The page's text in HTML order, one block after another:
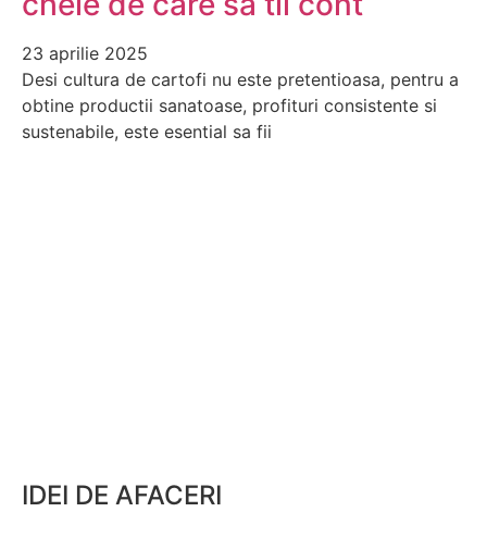
23 aprilie 2025
Desi cultura de cartofi nu este pretentioasa, pentru a
obtine productii sanatoase, profituri consistente si
sustenabile, este esential sa fii
IDEI DE AFACERI